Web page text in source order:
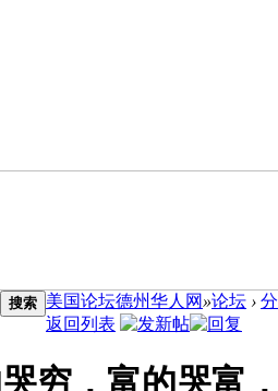
搜索 美国论坛德州华人网 »论坛 ›
返回列表
穷，富的哭富